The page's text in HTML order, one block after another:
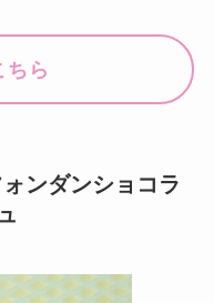
ちら
ンダンショコラ